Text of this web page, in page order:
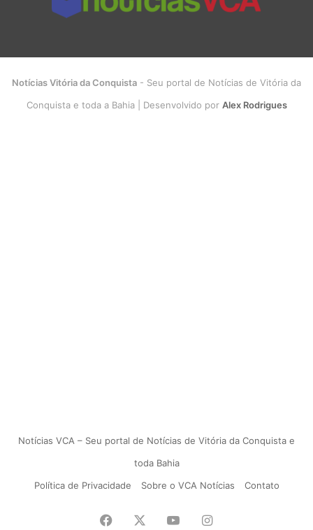
Notícias Vitória da Conquista - Seu portal de Notícias de Vitória da
Conquista e toda a Bahia | Desenvolvido por Alex Rodrigues
Notícias VCA – Seu portal de Notícias de Vitória da Conquista e
toda Bahia
Política de Privacidade
Sobre o VCA Notícias Contato
Facebook YouTubeInstagram